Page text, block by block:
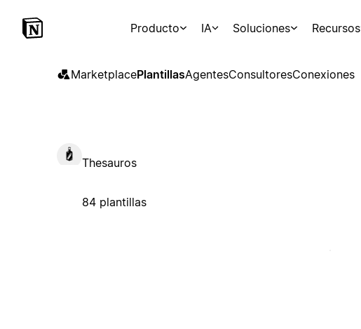
Producto IA Soluciones Recursos
MarketplacePlantillasAgentesConsultoresConexiones
Thesauros
84 plantillas